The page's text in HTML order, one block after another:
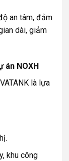
an tâm, đảm
dài, giảm
án NOXH
là lựa
khu công